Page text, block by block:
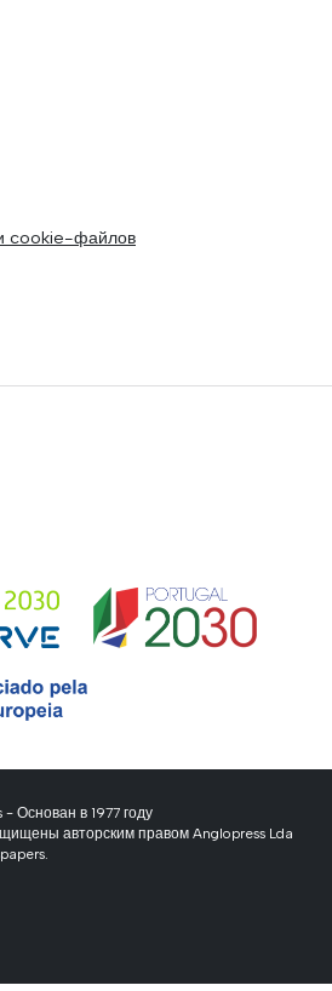
cookie-файлов
Основан в 1977 году
авторским правом Anglopress Lda